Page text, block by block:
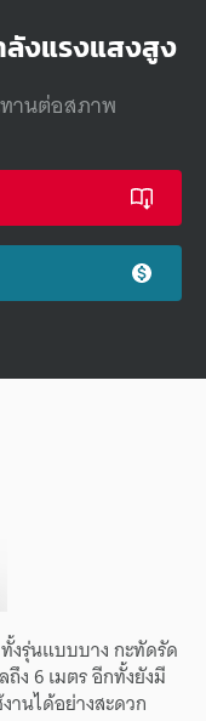
ลังแรงแสงสูง
านต่อสภาพ
งรุ่นแบบบาง กะทัดรัด
ง 6 เมตร อีกทั้งยังมี
านได้อย่างสะดวก